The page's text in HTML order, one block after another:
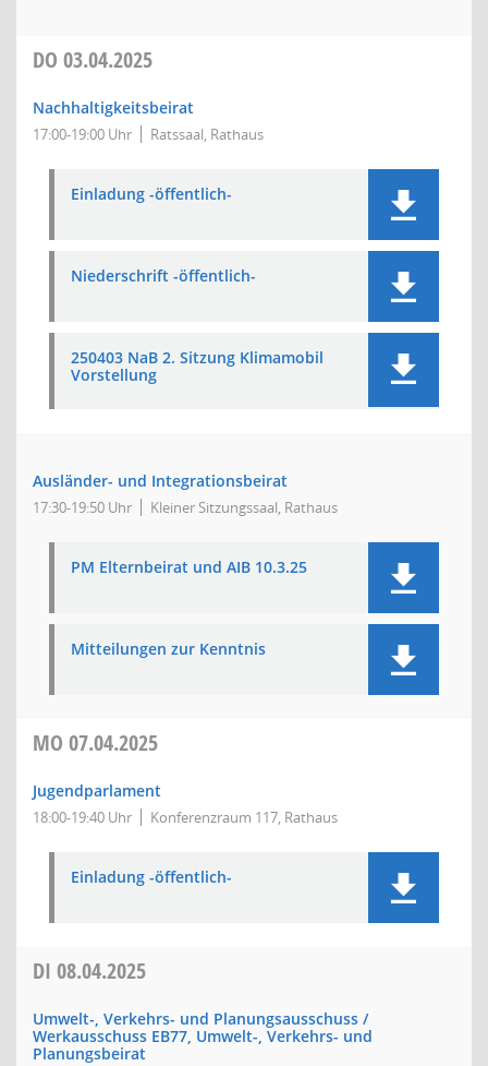
DO 03.04.2025
Nachhaltigkeitsbeirat
17:00-19:00 Uhr Ratssaal, Rathaus
Einladung -öffentlich-
Niederschrift -öffentlich-
250403 NaB 2. Sitzung Klimamobil
Vorstellung
Ausländer- und Integrationsbeirat
17:30-19:50 Uhr Kleiner Sitzungssaal, Rathaus
PM Elternbeirat und AIB 10.3.25
Mitteilungen zur Kenntnis
MO 07.04.2025
Jugendparlament
18:00-19:40 Uhr Konferenzraum 117, Rathaus
Einladung -öffentlich-
DI 08.04.2025
Umwelt-, Verkehrs- und Planungsausschuss /
Werkausschuss EB77, Umwelt-, Verkehrs- und
Planungsbeirat